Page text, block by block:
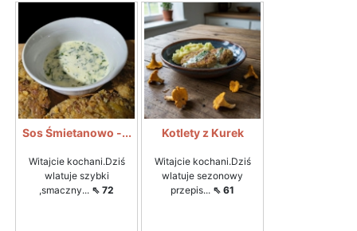
Sos Śmietanowo -...
Witajcie kochani.Dziś
wlatuje szybki
,smaczny... ⇖ 72
Kotlety z Kurek
Witajcie kochani.Dziś
wlatuje sezonowy
przepis... ⇖ 61